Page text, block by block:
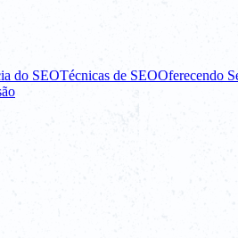
do SEOTécnicas de SEOOferecendo